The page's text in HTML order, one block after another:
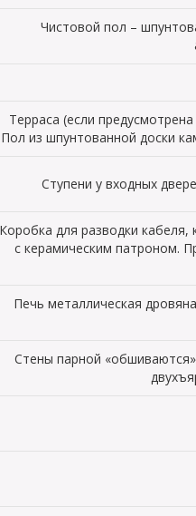
Чистовой пол –
Терраса (если
Пол из шпунтованной доски
Ступени у входных
Коробка для разводки
с керамическим патроном.
Печь металлическая
Стены парной